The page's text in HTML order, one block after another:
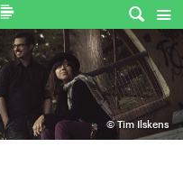
©Tim Ilskens